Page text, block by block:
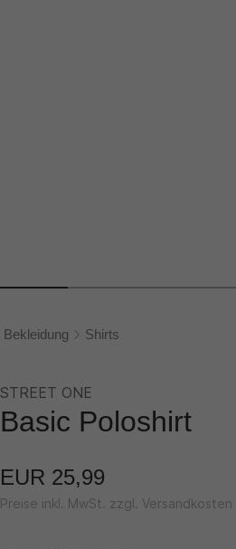
Bekleidung Shirts
STREET ONE
Basic Poloshirt
EUR 25,99
Preise inkl. MwSt. zzgl. Versandkosten